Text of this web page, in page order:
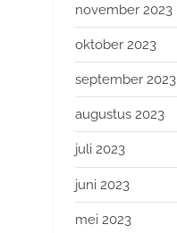
november 2023
oktober 2023
september 2023
augustus 2023
juli 2023
juni 2023
mei 2023